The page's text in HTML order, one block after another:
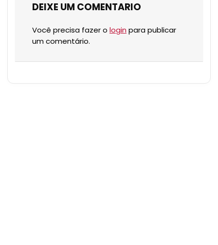
DEIXE UM COMENTARIO
Você precisa fazer o login para publicar
um comentário.